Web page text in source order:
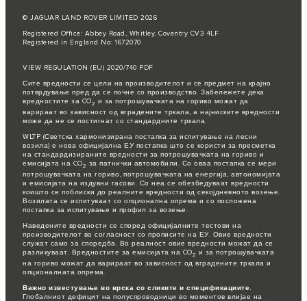
© JAGUAR LAND ROVER LIMITED 2026
Registered Office: Abbey Road, Whitley, Coventry CV3 4LF
Registered in England No: 1672070
VIEW REGULATION (EU) 2020/740 PDF
Сите вредности се цели на производителот и се предмет на крајно
потврдување пред да се почне со производство. Забележете дека
вредностите за CO2 и за потрошувачката на гориво можат да
варираат во зависност од вградените тркала, а најниските вредности
може да не се постигнат со стандардните тркала.
WLTP (Светска хармонизирана постапка за испитување на лесни
возила) е нова официјална ЕУ постапка што се користи за пресметка
на стандардизираните вредности за потрошувачката на гориво и
емисијата на CO2 за патнички автомобили. Со оваа постапка се мери
потрошувачката на гориво, потрошувачката на енергија, автономијата
и емисијата на издувни гасови. Со неа се обезбедуваат вредности
коишто се поблиски до реалните вредности од секојдневното возење.
Возилата се испитуваат со опционална опрема и со посложена
постапка за испитување и профил за возење.
Наведените вредности се според официјалните тестови на
производителот во согласност со прописите на ЕУ. Овие вредности
служат само за споредба. Во реалност овие вредности можат да се
разликуваат. Вредностите за емисијата на CO2 и за потрошувачката
на гориво можат да варираат во зависност од вградените тркала и
опционалната опрема.
Важно известување во врска со сликите и спецификациите.
Глобалниот дефицит на полуспроводници во моментов влијае на